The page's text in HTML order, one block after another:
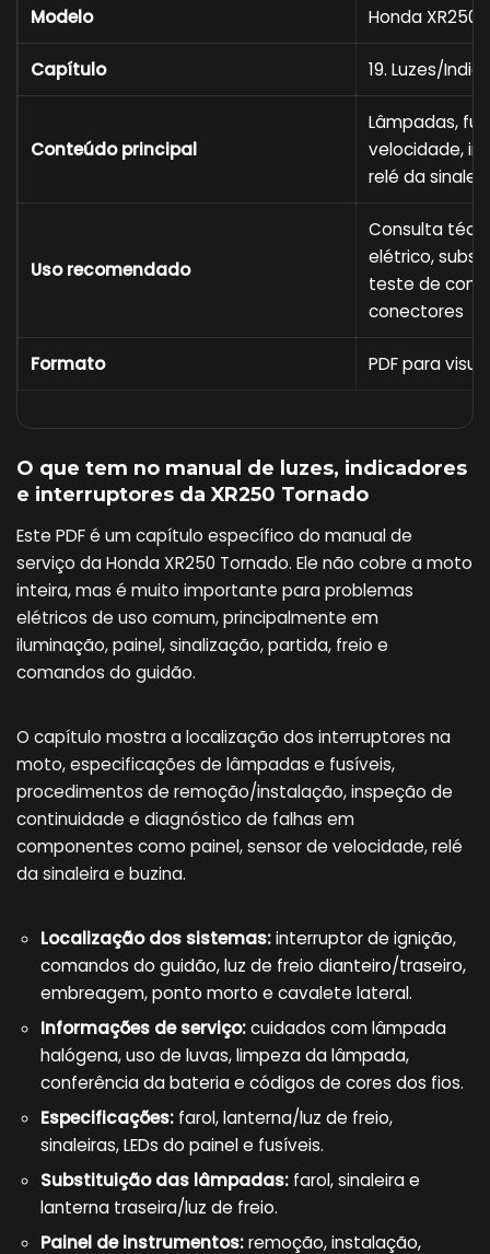
Modelo Honda XR250
Capítulo 19. Luzes/
Conteúdo principal
Lâmpadas,
velocidade,
relé da
Uso recomendado
Consulta
elétrico,
teste de
conectores
Formato PDF para
O que tem no manual de luzes, indicadores
e interruptores da XR250 Tornado
Este PDF é um capítulo específico do manual de
serviço da Honda XR250 Tornado. Ele não cobre a moto
inteira, mas é muito importante para problemas
elétricos de uso comum, principalmente em
iluminação, painel, sinalização, partida, freio e
comandos do guidão.
O capítulo mostra a localização dos interruptores na
moto, especificações de lâmpadas e fusíveis,
procedimentos de remoção/instalação, inspeção de
continuidade e diagnóstico de falhas em
componentes como painel, sensor de velocidade, relé
da sinaleira e buzina.
Localização dos sistemas:interruptor de ignição,
comandos do guidão, luz de freio dianteiro/traseiro,
embreagem, ponto morto e cavalete lateral.
Informações de serviço:cuidados com lâmpada
halógena, uso de luvas, limpeza da lâmpada,
conferência da bateria e códigos de cores dos fios.
Especificações: farol, lanterna/luz de freio,
sinaleiras, LEDs do painel e fusíveis.
Substituição das lâmpadas: farol, sinaleira e
lanterna traseira/luz de freio.
Painel de instrumentos:remoção, instalação,